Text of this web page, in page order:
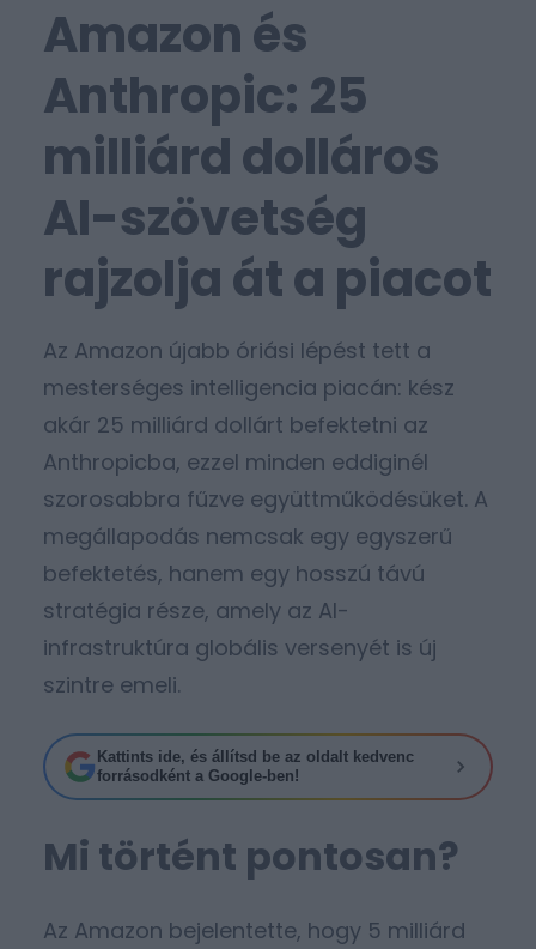
Amazon és
Anthropic: 25
milliárd dolláros
AI-szövetség
rajzolja át a piacot
Az Amazon újabb óriási lépést tett a
mesterséges intelligencia piacán: kész
akár 25 milliárd dollárt befektetni az
Anthropicba, ezzel minden eddiginél
szorosabbra fűzve együttműködésüket. A
megállapodás nemcsak egy egyszerű
befektetés, hanem egy hosszú távú
stratégia része, amely az AI-
infrastruktúra globális versenyét is új
szintre emeli.
Kattints ide, és állítsd be az oldalt kedvenc
forrásodként a Google-ben!
Mi történt pontosan?
Az Amazon bejelentette, hogy 5 milliárd